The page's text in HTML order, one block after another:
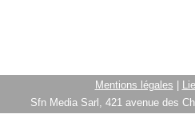
Mentions légales
Sfn Media Sarl, 421 avenue des